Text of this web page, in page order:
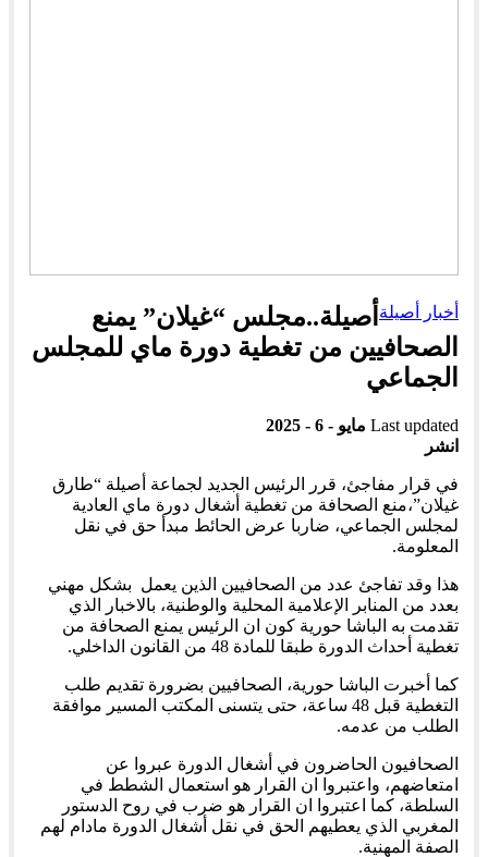
أخبار أصيلة أصيلة..مجلس “غيلان” يمنع
الصحافيين من تغطية دورة ماي للمجلس
الجماعي
Last updated مايو - 6 - 2025
انشر
في قرار مفاجئ، قرر الرئيس الجديد لجماعة أصيلة “طارق
غيلان”،منع الصحافة من تغطية أشغال دورة ماي العادية
لمجلس الجماعي، ضاربا عرض الحائط مبدأ حق في نقل
المعلومة.
هذا وقد تفاجئ عدد من الصحافيين الذين يعمل بشكل مهني
بعدد من المنابر الإعلامية المحلية والوطنية، بالاخبار الذي
تقدمت به الباشا حورية كون ان الرئيس يمنع الصحافة من
تغطية أحداث الدورة طبقا للمادة 48 من القانون الداخلي.
كما أخبرت الباشا حورية، الصحافيين بضرورة تقديم طلب
التغطية قبل 48 ساعة، حتى يتسنى المكتب المسير موافقة
الطلب من عدمه.
الصحافيون الحاضرون في أشغال الدورة عبروا عن
امتعاضهم، واعتبروا ان القرار هو استعمال الشطط في
السلطة، كما اعتبروا ان القرار هو ضرب في روح الدستور
المغربي الذي يعطيهم الحق في نقل أشغال الدورة مادام لهم
الصفة المهنية.